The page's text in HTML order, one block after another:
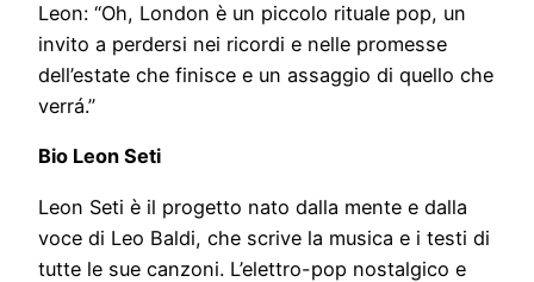
Leon: “Oh, London è un piccolo rituale pop, un
invito a perdersi nei ricordi e nelle promesse
dell’estate che finisce e un assaggio di quello che
verrá.”
Bio Leon Seti
Leon Seti è il progetto nato dalla mente e dalla
voce di Leo Baldi, che scrive la musica e i testi di
tutte le sue canzoni. L’elettro-pop nostalgico e